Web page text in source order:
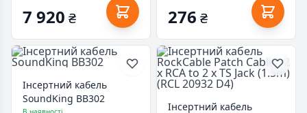
7 920 ₴ 276 ₴
Інсертний кабель
SoundKing BB302
Інсертний кабель